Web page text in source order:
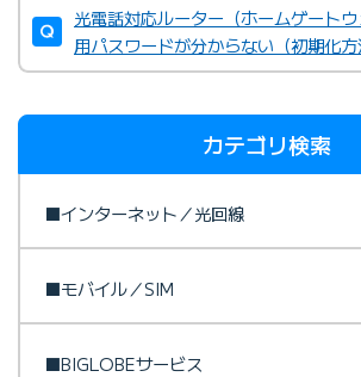
フレッツ光のお問い合わせ先
光電話対応ルーター（ホームゲート
用パスワードが分からない（初期化方
カテゴリ検索
■インターネット／光回線
■モバイル／SIM
■BIGLOBEサービス